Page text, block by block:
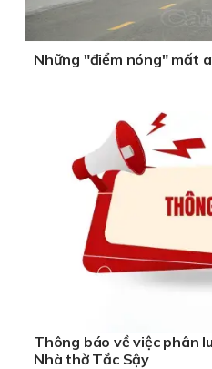
Những "điểm nóng" mất
Thông báo về việc phân
Nhà thờ Tắc Sậy